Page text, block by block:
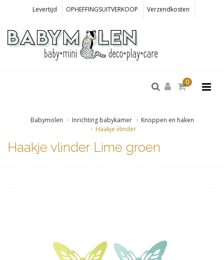
Levertijd OPHEFFINGSUITVERKOOP Verzendkosten
0
Babymolen Inrichting babykamer
Knoppen en haken
Haakje vlinder
Haakje vlinder Lime groen